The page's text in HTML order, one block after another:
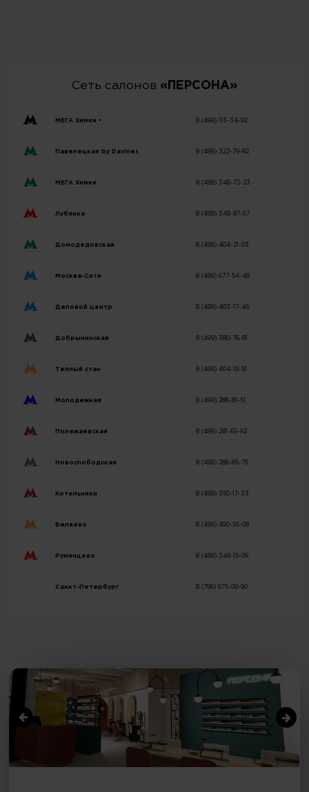
Сеть салонов «ПЕРСОНА»
МЕГА Химки • 8 (499) 113-34-92
Павелецкая by Davines 8 (499) 322-79-82
МЕГА Химки 8 (499) 346-72-23
Лубянка 8 (499) 348-87-67
Домодедовская 8 (499) 404-21-03
Москва-Сити 8 (499) 677-54-48
Деловой центр 8 (499) 403-17-46
Добрынинская 8 (499) 380-76-81
Теплый стан 8 (499) 404-19-51
Молодежная 8 (499) 286-81-51
Полежаевская 8 (499) 281-65-92
Новослободская 8 (499) 286-85-75
Котельники 8 (499) 350-17-33
Беляево 8 (499) 490-55-08
Румянцево 8 (499) 348-15-09
Санкт-Петербург 8 (796) 675-09-90